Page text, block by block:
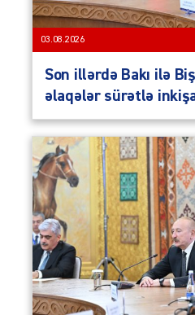
03.08.2026
Son illərdə Bakı ilə
əlaqələr sürətlə